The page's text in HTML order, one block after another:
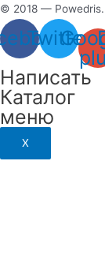
© 2018 — Powedris.
Twitter
Написать
Каталог
меню
X